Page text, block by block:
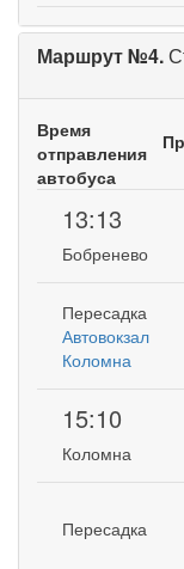
Маршрут №4.
Время
отправления
автобуса
13:13
Бобренево
Пересадка
Автовокзал
Коломна
15:10
Коломна
Пересадка